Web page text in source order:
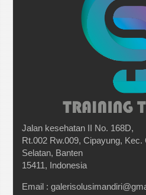
Jalan kesehatan II No. 168D,
Rt.002 Rw.009, Cipayung, Kec.
Selatan, Banten
15411, Indonesia
Email :